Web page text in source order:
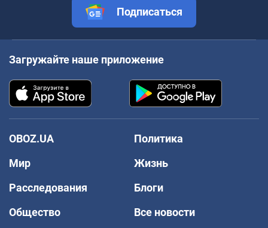
Подписаться
Загружайте наше приложение
OBOZ.UA
Политика
Мир
Жизнь
Расследования
Блоги
Общество
Все новости